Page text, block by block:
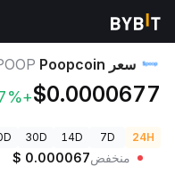
أسعار العملات الرقمية
سعر Poopcoin
$0.0000677
+0.67%
24H
7D
14D
30D
منخفض $ 0.000067